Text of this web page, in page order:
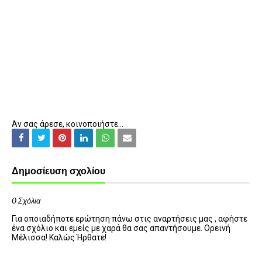
Αν σας άρεσε, κοινοποιήστε...
Δημοσίευση σχολίου
0 Σχόλια
Για οποιαδήποτε ερώτηση πάνω στις αναρτήσεις μας , αφήστε
ένα σχόλιο και εμείς με χαρά θα σας απαντήσουμε. Ορεινή
Μέλισσα! Καλώς Ήρθατε!